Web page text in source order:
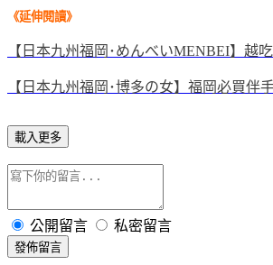
《延伸閱讀》
【日本九州福岡･めんべいMENBEI】越
【日本九州福岡･博多の女】福岡必買伴
載入更多
公開留言 私密留言
發佈留言